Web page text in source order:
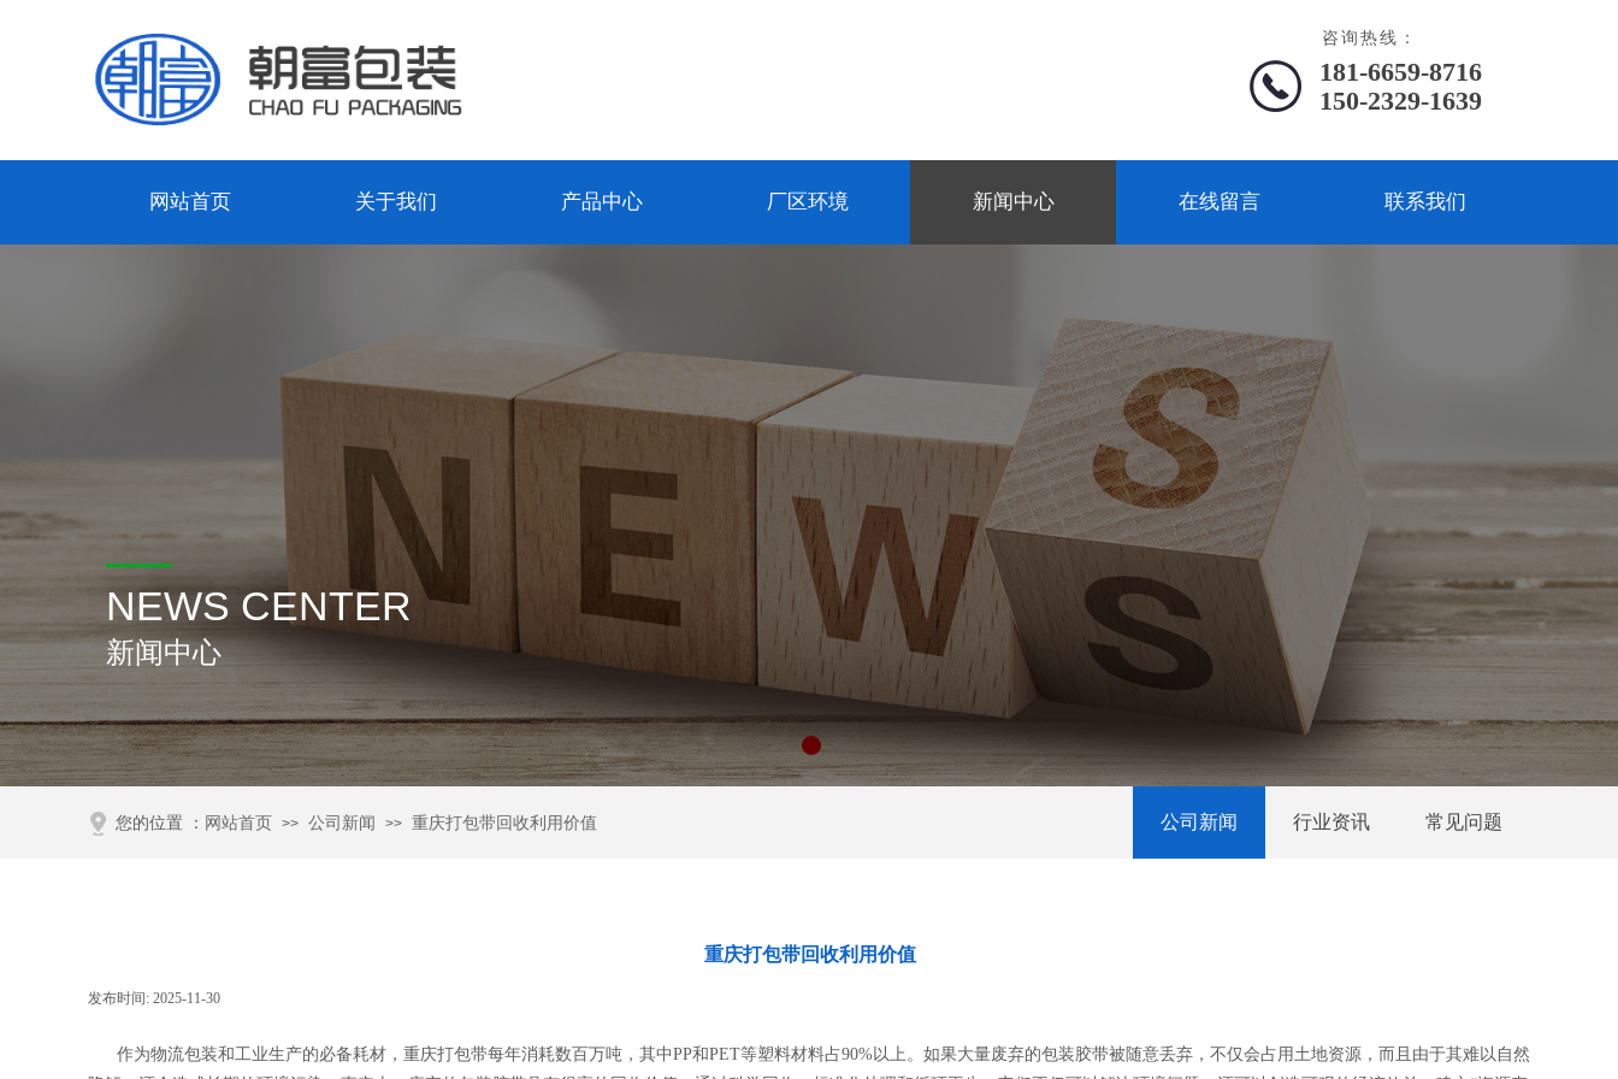
咨询热线：
181-6659-8716
150-2329-1639
网站首页 关于我们 产品中心 厂区环境 新闻中心 在线留言 联系我们
新闻中心
NEWS CENTER
公司新闻 行业资讯 常见问题
网站首页 >> 公司新闻 >> 重庆打包带回收利用价值
您的位置 ：
重庆打包带回收利用价值
发布时间: 2025-11-30
作为物流包装和工业生产的必备耗材，重庆打包带每年消耗数百万吨，其中PP和PET等塑料材料占90%以上。如果大量废弃的包装胶带被随意丢弃，不仅会占用土地资源，而且由于其难以自然